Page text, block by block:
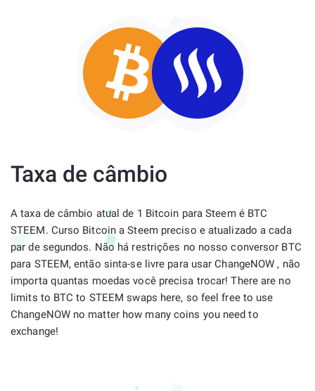
Taxa de câmbio
A taxa de câmbio atual de 1 Bitcoin para Steem é BTC
STEEM. Curso Bitcoin a Steem preciso e atualizado a cada
par de segundos. Não há restrições no nosso conversor BTC
para STEEM, então sinta-se livre para usar ChangeNOW , não
importa quantas moedas você precisa trocar! There are no
limits to BTC to STEEM swaps here, so feel free to use
ChangeNOW no matter how many coins you need to
exchange!